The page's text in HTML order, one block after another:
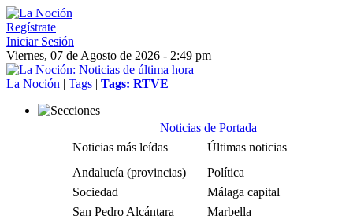
Regístrate
Iniciar Sesión
Viernes, 07 de Agosto de 2026 - 2:49 pm
La Noción | Tags | Tags: RTVE
Noticias de Portada
Noticias más leídas
Últimas noticias
Andalucía (provincias)
Política
Sociedad
Málaga capital
San Pedro Alcántara
Marbella